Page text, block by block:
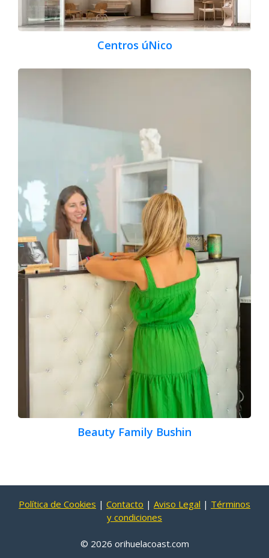
Centros úNico
Beauty Family Bushin
Política de Cookies | Contacto | Aviso Legal | Términos
y condiciones
© 2026 orihuelacoast.com